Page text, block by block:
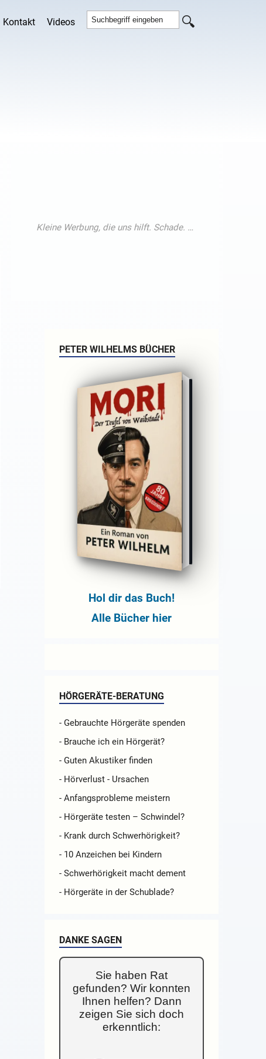
Kontakt Videos
PETER WILHELMS BÜCHER
Hol dir das Buch!
Alle Bücher hier
HÖRGERÄTE-BERATUNG
- Gebrauchte Hörgeräte spenden
- Brauche ich ein Hörgerät?
- Guten Akustiker finden
- Hörverlust - Ursachen
- Anfangsprobleme meistern
- Hörgeräte testen – Schwindel?
- Krank durch Schwerhörigkeit?
- 10 Anzeichen bei Kindern
- Schwerhörigkeit macht dement
- Hörgeräte in der Schublade?
DANKE SAGEN
Sie haben Rat
gefunden? Wir konnten
Ihnen helfen? Dann
zeigen Sie sich doch
erkenntlich: